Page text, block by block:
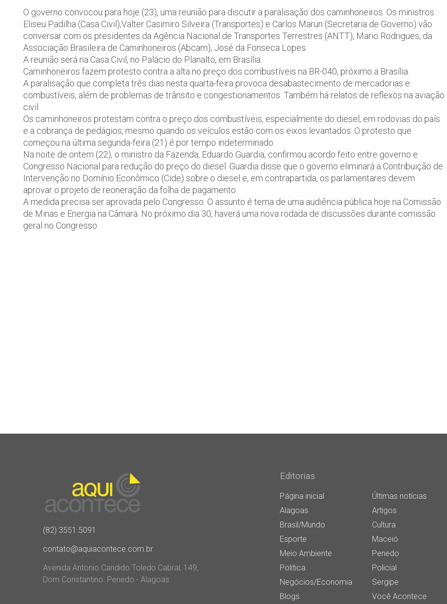
O governo convocou para hoje (23), uma reunião para discutir a paralisação dos caminhoneiros. Os ministros
Eliseu Padilha (Casa Civil),Valter Casimiro Silveira (Transportes) e Carlos Marun (Secretaria de Governo) vão
conversar com os presidentes da Agência Nacional de Transportes Terrestres (ANTT), Mario Rodrigues, da
Associação Brasileira de Caminhoneiros (Abcam), José da Fonseca Lopes.
A reunião será na Casa Civil, no Palácio do Planalto, em Brasília.
Caminhoneiros fazem protesto contra a alta no preço dos combustíveis na BR-040, próximo a Brasília.
A paralisação que completa três dias nesta quarta-feira provoca desabastecimento de mercadorias e
combustíveis, além de problemas de trânsito e congestionamentos. Também há relatos de reflexos na aviação
civil.
Os caminhoneiros protestam contra o preço dos combustíveis, especialmente do diesel, em rodovias do país
e a cobrança de pedágios, mesmo quando os veículos estão com os eixos levantados. O protesto que
começou na última segunda-feira (21) é por tempo indeterminado.
Na noite de ontem (22), o ministro da Fazenda, Eduardo Guardia, confirmou acordo feito entre governo e
Congresso Nacional para redução do preço do diesel. Guardia disse que o governo eliminará a Contribuição de
Intervenção no Domínio Econômico (Cide) sobre o diesel e, em contrapartida, os parlamentares devem
aprovar o projeto de reoneração da folha de pagamento.
A medida precisa ser aprovada pelo Congresso. O assunto é tema de uma audiência pública hoje na Comissão
de Minas e Energia na Câmara. No próximo dia 30, haverá uma nova rodada de discussões durante comissão
geral no Congresso.
(82) 3551.5091
contato@aquiacontece.com.br
Avenida Antonio Candido Toledo Cabral, 149,
Dom Constantino. Penedo - Alagoas
Editorias
Página inicial
Últimas notícias
Alagoas
Artigos
Brasil/Mundo
Cultura
Esporte
Maceió
Meio Ambiente
Penedo
Política
Policial
Negócios/Economia
Sergipe
Blogs
Você Acontece